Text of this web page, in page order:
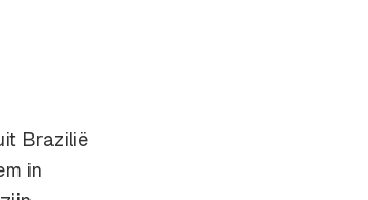
Brazilië
in